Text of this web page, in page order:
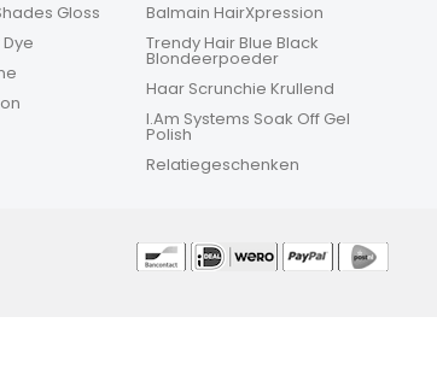
Gloss
Balmain HairXpression
Trendy Hair Blue Black
Blondeerpoeder
Haar Scrunchie Krullend
I.Am Systems Soak Off Gel
Polish
Relatiegeschenken